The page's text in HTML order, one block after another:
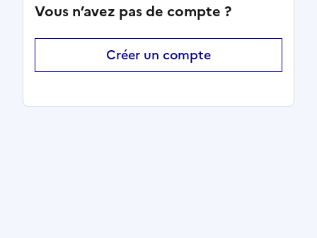
Vous n’avez pas de compte ?
Créer un compte